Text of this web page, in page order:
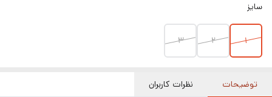
سایز
۱ ۲ 3
توضیحات نظرات کاربران